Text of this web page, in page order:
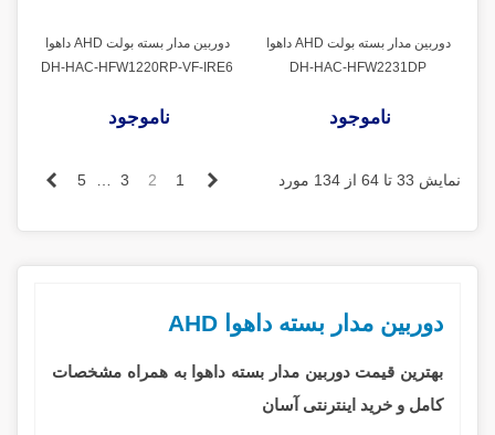
دوربین مدار بسته بولت AHD داهوا
DH-HAC-HFW2231DP
ناموجود
دوربین مدار بسته بولت AHD داهوا
DH-HAC-HFW1220RP-VF-IRE6
ناموجود
نمایش 33 تا 64 از 134 مورد قبلی
1
2
3
5
دوربین مدار بسته داهوا AHD
بهترین قیمت دوربین مدار بسته داهوا به همراه مشخصات
کامل و خرید اینترنتی آسان